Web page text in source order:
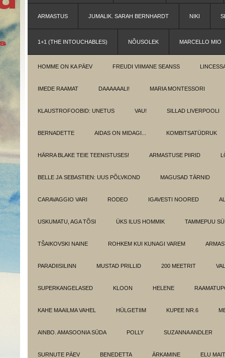
ARMASTUS JUMALIK. SARAH BERNHARDT NIKI
1+1 (THE INTOUCHABLES) NÕUSOLEK MARCELLO MIO
HOMME ON KA PÄEV FREUDI VIIMANE SEANSS
IMEDE RAAMAT DAAAAAALI! MARIA MONTESSORI
KLAUSTROFOOBID: UNETUS VAU! SILLAD LIVERPOOLI
BERNADETTE AIDAS ON MIDAGI... KOMBITSATÜDRUK
HÄRRA BLAKE TEIE TEENISTUSES! ARMASTUSE PIIRID
BELLE JA SEBASTIEN: UUS PÕLVKOND MAGUSAD TÄRNID
CARAVAGGIO VARI RODEO IGAVESTI NOORED
USKUMATU, AGA TÕSI ÜKS ILUS HOMMIK TAMMEPUU
TŠAIKOVSKI NAINE ROHKEM KUI KUNAGI VAREM
PARADIISILINN MUSTAD PRILLID 200 MEETRIT
SUPERKANGELASED KLOON HELENE
KAHE MAAILMA VAHEL HÜLGETIIM KUPEE NR.6
AINBO. AMASOONIA SÜDA POLLY SUZANNA ANDLER
SURNUTE PÄEV BENEDETTA ÄRKAMINE ELU